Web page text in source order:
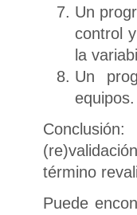
Un
control
la
Un
equipos.
término
Puede